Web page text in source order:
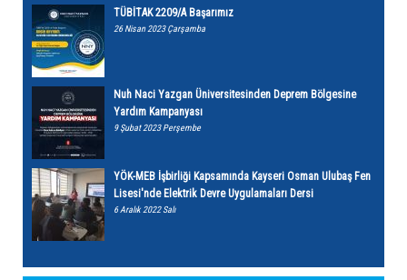
TÜBİTAK 2209/A Başarımız
26 Nisan 2023 Çarşamba
Nuh Naci Yazgan Üniversitesinden Deprem Bölgesine
Yardım Kampanyası
9 Şubat 2023 Perşembe
YÖK-MEB İşbirliği Kapsamında Kayseri Osman Ulubaş Fen
Lisesi'nde Elektrik Devre Uygulamaları Dersi
6 Aralık 2022 Salı